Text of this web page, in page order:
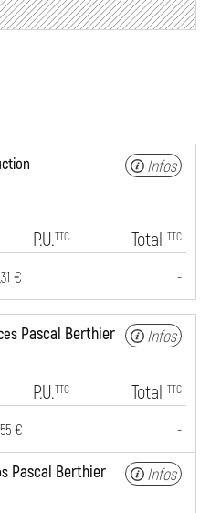
Infos
P.U.TTC Total TTC
€ -
Pascal Berthier Infos
P.U.TTC Total TTC
€ -
Pascal Berthier Infos